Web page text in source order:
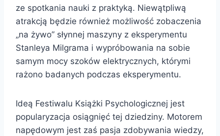
ze spotkania nauki z praktyką. Niewątpliwą
atrakcją będzie również możliwość zobaczenia
„na żywo” słynnej maszyny z eksperymentu
Stanleya Milgrama i wypróbowania na sobie
samym mocy szoków elektrycznych, którymi
rażono badanych podczas eksperymentu.
Ideą Festiwalu Książki Psychologicznej jest
popularyzacja osiągnięć tej dziedziny. Motorem
napędowym jest zaś pasja zdobywania wiedzy,